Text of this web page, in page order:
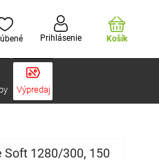
Prihlásenie Košík
Výpredaj
Soft 1280/300, 150